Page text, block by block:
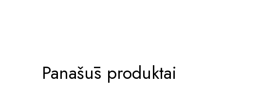
Panašūs produktai